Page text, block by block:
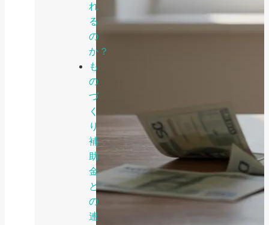
れ
る
の
か？
も
の
づ
く
り
補
助
金
と
の
連